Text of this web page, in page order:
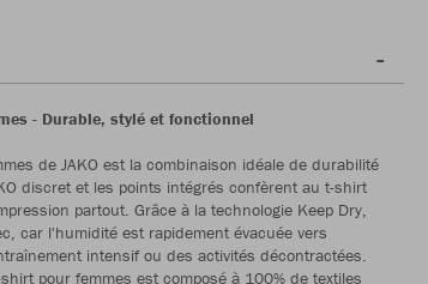
- Durable, stylé et fonctionnel
de JAKO est la combinaison idéale de durabilité
discret et les points intégrés confèrent au t-shirt
partout. Grâce à la technologie Keep Dry,
car l'humidité est rapidement évacuée vers
intensif ou des activités décontractées.
pour femmes est composé à 100% de textiles